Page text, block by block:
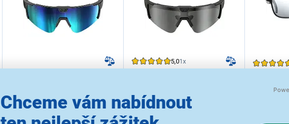
Chceme vám nabídnout
Chytré brýle, 8Mpx kamera Sony, Full
HD video 30 FPS, hlasový AI asistent,
kompatibilita s iOS/Android, aplikace v
češtině, výdrž až 7 hodin, baterie 255
5,01x
Chytré brýle, 8Mpx kamera Sony, Full
HD video 30 FPS, hlasový AI asistent,
kompatibilita s iOS/Android, aplikace v
češtině, výdrž až 7 hodin, baterie 255